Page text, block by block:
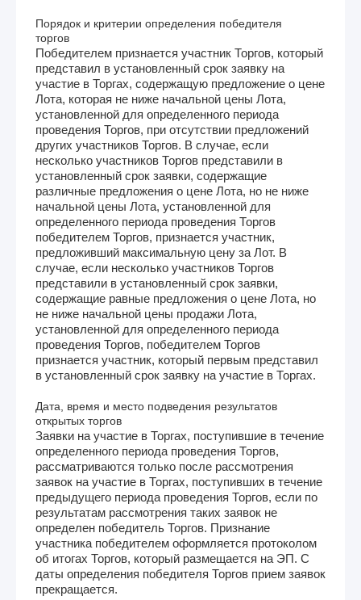
Порядок и критерии определения победителя
торгов
Победителем признается участник Торгов, который
представил в установленный срок заявку на
участие в Торгах, содержащую предложение о цене
Лота, которая не ниже начальной цены Лота,
установленной для определенного периода
проведения Торгов, при отсутствии предложений
других участников Торгов. В случае, если
несколько участников Торгов представили в
установленный срок заявки, содержащие
различные предложения о цене Лота, но не ниже
начальной цены Лота, установленной для
определенного периода проведения Торгов
победителем Торгов, признается участник,
предложивший максимальную цену за Лот. В
случае, если несколько участников Торгов
представили в установленный срок заявки,
содержащие равные предложения о цене Лота, но
не ниже начальной цены продажи Лота,
установленной для определенного периода
проведения Торгов, победителем Торгов
признается участник, который первым представил
в установленный срок заявку на участие в Торгах.
Дата, время и место подведения результатов
открытых торгов
Заявки на участие в Торгах, поступившие в течение
определенного периода проведения Торгов,
рассматриваются только после рассмотрения
заявок на участие в Торгах, поступивших в течение
предыдущего периода проведения Торгов, если по
результатам рассмотрения таких заявок не
определен победитель Торгов. Признание
участника победителем оформляется протоколом
об итогах Торгов, который размещается на ЭП. С
даты определения победителя Торгов прием заявок
прекращается.